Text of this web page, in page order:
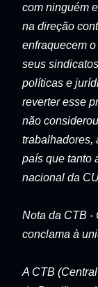
com ninguém
na direção
enfraquecem
seus
políticas e
reverter esse
não
trabalhadores,
país que tanto
nacional da
Nota da CTB -
conclama à
A CTB